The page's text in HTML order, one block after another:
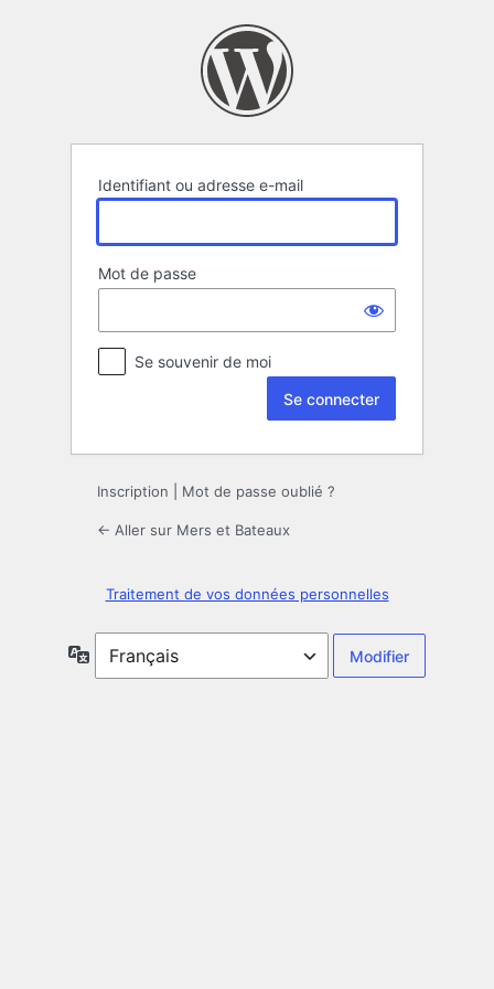
Identifiant ou adresse e-mail
Mot de passe
Se souvenir de moi
Inscription Mot de passe oublié ?
← Aller sur Mers et Bateaux
Traitement de vos données personnelles
Langue